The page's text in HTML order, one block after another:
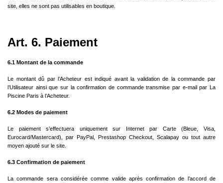
site, elles ne sont pas utilisables en boutique.
Art. 6. Paiement
6.1 Montant de la commande
Le montant dû par l’Acheteur est indiqué avant la validation de la commande par
l’Utilisateur ainsi que sur la confirmation de commande transmise par e-mail par La
Piscine Paris à l’Acheteur.
6.2 Modes de paiement
Le paiement s’effectuera uniquement sur Internet par Carte (Bleue, Visa,
Eurocard/Mastercard), par PayPal, Prestashop Checkout, Scalapay ou tout autre
moyen ajouté sur le site.
6.3 Confirmation de paiement
La commande sera considérée comme valide après confirmation de l’accord de